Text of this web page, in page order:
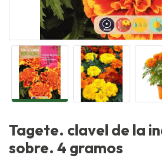
Tagete. clavel de la
sobre. 4 gramos